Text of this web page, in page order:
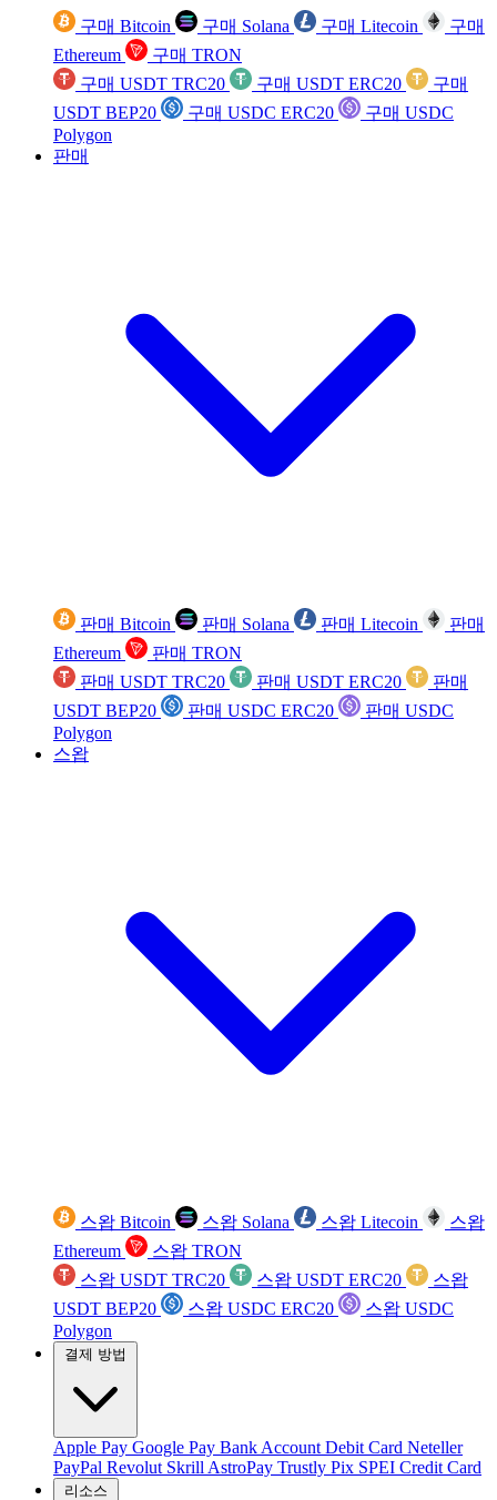
구매 Bitcoin 구매 Solana 구매 Litecoin
구매
Ethereum
구매 TRON
구매 USDT TRC20
구매 USDT ERC20
구매
USDT BEP20
구매 USDC ERC20
구매 USDC
Polygon
판매
판매 Bitcoin 판매 Solana 판매 Litecoin
판매
Ethereum
판매 TRON
판매 USDT TRC20
판매 USDT ERC20
판매
USDT BEP20
판매 USDC ERC20
판매 USDC
Polygon
스왑
스왑 Bitcoin 스왑 Solana 스왑 Litecoin
스왑
Ethereum
스왑 TRON
스왑 USDT TRC20
스왑 USDT ERC20
스왑
USDT BEP20
스왑 USDC ERC20
스왑 USDC
Polygon
결제 방법
Apple Pay Google Pay Bank Account Debit Card Neteller
PayPal Revolut Skrill AstroPay Trustly Pix SPEI Credit Card
리소스